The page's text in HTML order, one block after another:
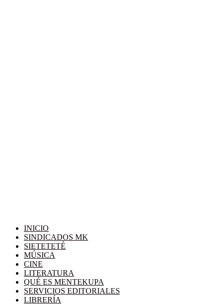
INICIO
SINDICADOS MK
SIETETETÉ
MÚSICA
CINE
LITERATURA
QUÉ ES MENTEKUPA
SERVICIOS EDITORIALES
LIBRERÍA